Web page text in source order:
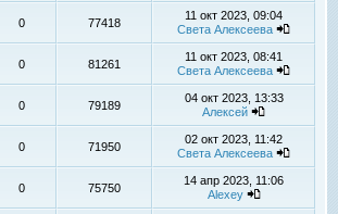
0 77418
11 окт 2023, 09:04
Света Алексеева
0 81261
11 окт 2023, 08:41
Света Алексеева
0 79189
04 окт 2023, 13:33
Алексей
0 71950
02 окт 2023, 11:42
Света Алексеева
0 75750
14 апр 2023, 11:06
Alexey